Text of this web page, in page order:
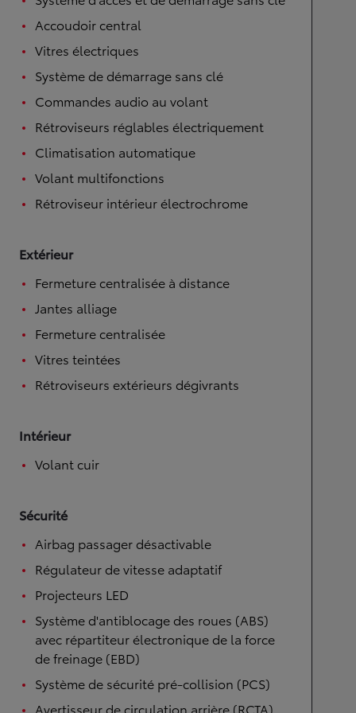
Accoudoir central
Vitres électriques
Système de démarrage sans clé
Commandes audio au volant
Rétroviseurs réglables électriquement
Climatisation automatique
Volant multifonctions
Rétroviseur intérieur électrochrome
Extérieur
Fermeture centralisée à distance
Jantes alliage
Fermeture centralisée
Vitres teintées
Rétroviseurs extérieurs dégivrants
Intérieur
Volant cuir
Sécurité
Airbag passager désactivable
Régulateur de vitesse adaptatif
Projecteurs LED
Système d'antiblocage des roues (ABS)
avec répartiteur électronique de la force
de freinage (EBD)
Système de sécurité pré-collision (PCS)
Avertisseur de circulation arrière (RCTA)